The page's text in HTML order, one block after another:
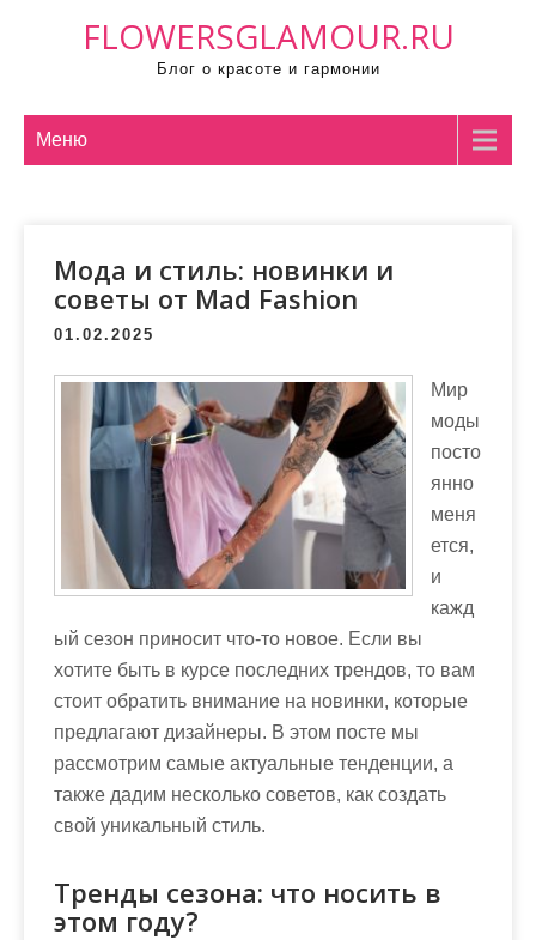
FLOWERSGLAMOUR.RU
Блог о красоте и гармонии
Меню
Мода и стиль: новинки и
советы от Mad Fashion
01.02.2025
Мир
моды
посто
янно
меня
ется,
и
кажд
ый сезон приносит что-то новое. Если вы
хотите быть в курсе последних трендов, то вам
стоит обратить внимание на новинки, которые
предлагают дизайнеры. В этом посте мы
рассмотрим самые актуальные тенденции, а
также дадим несколько советов, как создать
свой уникальный стиль.
Тренды сезона: что носить в
этом году?